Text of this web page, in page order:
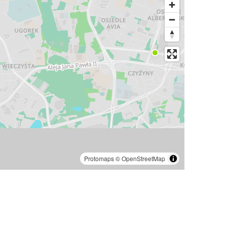
Protomaps©OpenStreetMap